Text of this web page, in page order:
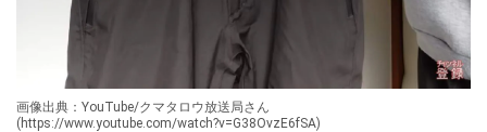
画像出典：YouTube/クマタロウ放送局さん
(https://www.youtube.com/watch?v=G38OvzE6fSA)